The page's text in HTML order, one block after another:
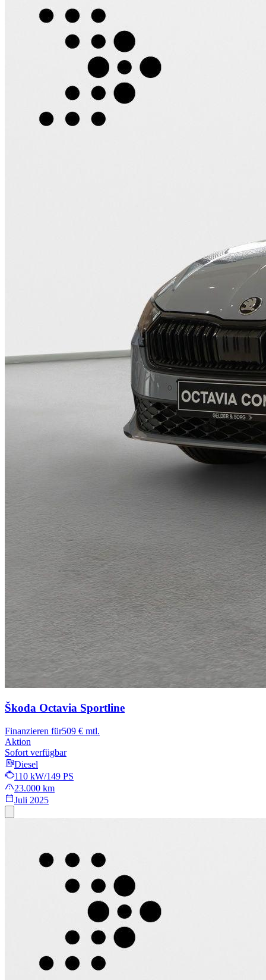
Škoda Octavia Sportline
Finanzieren für509 € mtl.
Aktion
Sofort verfügbar
Diesel
110 kW/149 PS
23.000 km
Juli 2025